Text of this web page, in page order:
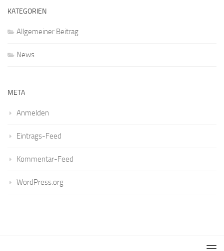
KATEGORIEN
Allgemeiner Beitrag
News
META
Anmelden
Eintrags-Feed
Kommentar-Feed
WordPress.org